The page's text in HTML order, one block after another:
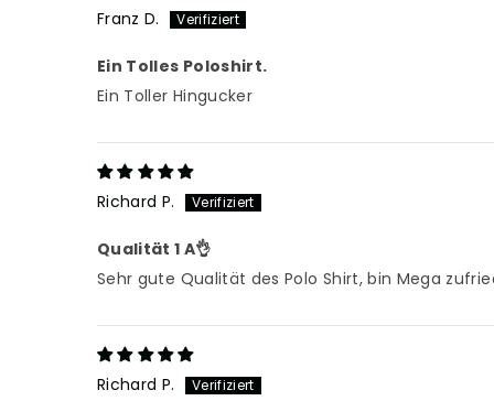
Franz D.
Ein Tolles Poloshirt.
Ein Toller Hingucker
Richard P.
Qualität 1 A👌
Sehr gute Qualität des Polo Shirt, bin Mega
Richard P.